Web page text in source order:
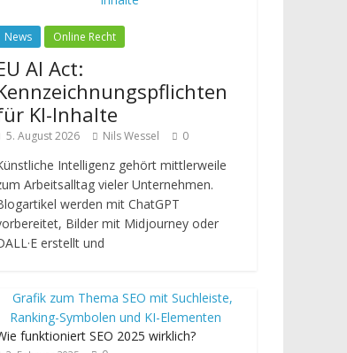
News Online Recht
AI Act:
KI-Inhalte
5. August 2026 Nils Wessel 0
Intelligenz gehört mittlerweile
Arbeitsalltag vieler Unternehmen.
werden mit ChatGPT
Bilder mit Midjourney oder
erstellt und
funktioniert SEO 2025 wirklich?